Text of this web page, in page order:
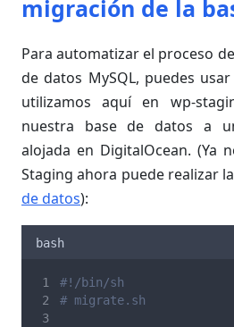
migración de la
Para automatizar el proceso
de datos MySQL, puedes
utilizamos aquí en wp-
nuestra base de datos a
alojada en DigitalOcean. (Ya
Staging ahora puede realizar la
de datos):
bash
#!/bin/sh
# migrate.sh